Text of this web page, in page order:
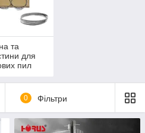
та
для
пил
0 Фільтри